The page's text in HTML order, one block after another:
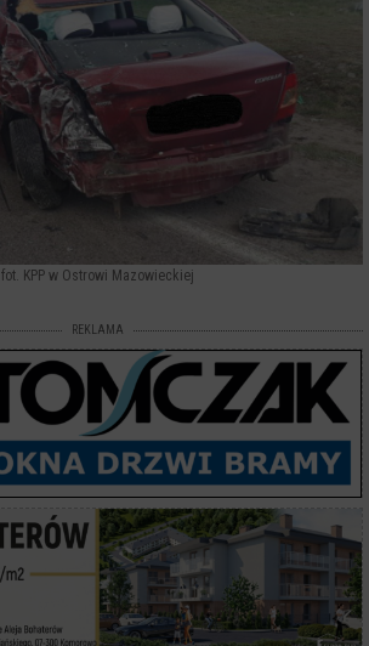
fot. KPP w Ostrowi Mazowieckiej
REKLAMA